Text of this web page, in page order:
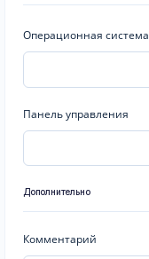
Операционная система
Панель управления
Дополнительно
Комментарий